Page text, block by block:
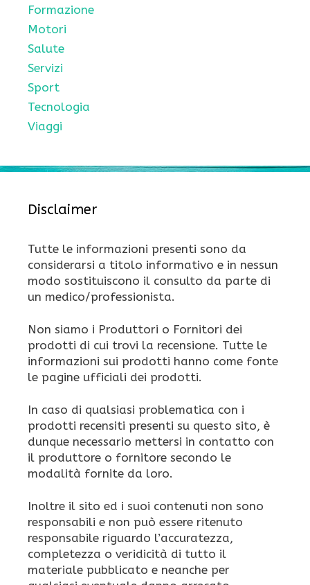
Formazione
Motori
Salute
Servizi
Sport
Tecnologia
Viaggi
Disclaimer
Tutte le informazioni presenti sono da
considerarsi a titolo informativo e in nessun
modo sostituiscono il consulto da parte di
un medico/professionista.
Non siamo i Produttori o Fornitori dei
prodotti di cui trovi la recensione. Tutte le
informazioni sui prodotti hanno come fonte
le pagine ufficiali dei prodotti.
In caso di qualsiasi problematica con i
prodotti recensiti presenti su questo sito, è
dunque necessario mettersi in contatto con
il produttore o fornitore secondo le
modalità fornite da loro.
Inoltre il sito ed i suoi contenuti non sono
responsabili e non può essere ritenuto
responsabile riguardo l’accuratezza,
completezza o veridicità di tutto il
materiale pubblicato e neanche per